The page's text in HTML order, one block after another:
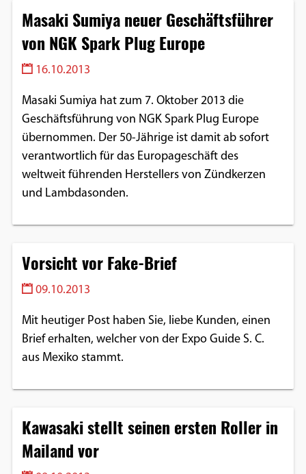
Masaki Sumiya neuer Geschäftsführer
von NGK Spark Plug Europe
16.10.2013
Masaki Sumiya hat zum 7. Oktober 2013 die
Geschäftsführung von NGK Spark Plug Europe
übernommen. Der 50-Jährige ist damit ab sofort
verantwortlich für das Europageschäft des
weltweit führenden Herstellers von Zündkerzen
und Lambdasonden.
Vorsicht vor Fake-Brief
09.10.2013
Mit heutiger Post haben Sie, liebe Kunden, einen
Brief erhalten, welcher von der Expo Guide S. C.
aus Mexiko stammt.
Kawasaki stellt seinen ersten Roller in
Mailand vor